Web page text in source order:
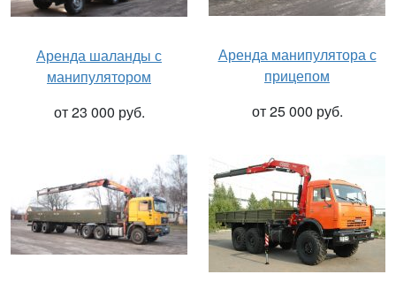
Аренда шаланды с
манипулятором
от 23 000 руб.
Аренда манипулятора с
прицепом
от 25 000 руб.